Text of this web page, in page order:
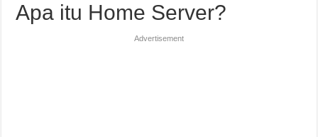
Apa itu Home Server?
Advertisement